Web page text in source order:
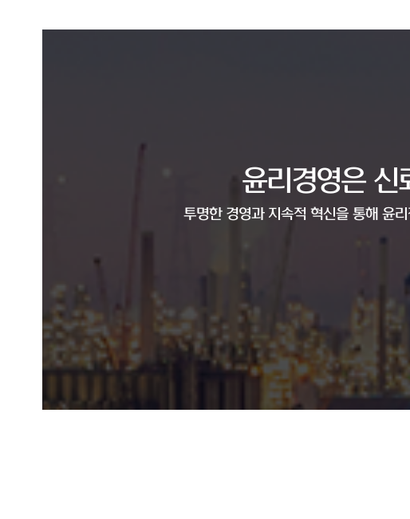
윤리경영은 신
투명한 경영과 지속적 혁신을 통해 윤